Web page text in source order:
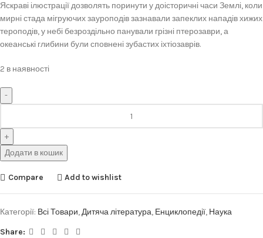
Яскраві ілюстрації дозволять поринути у доісторичні часи Землі, коли
мирні стада мігруючих зауроподів зазнавали запеклих нападів хижих
тероподів, у небі безроздільно панували грізні птерозаври, а
океанські глибини були сповнені зубастих іхтіозаврів.
2 в наявності
Додати в кошик
Compare Add to wishlist
Категорії: Всі Товари,Дитяча література, Енциклопедії, Наука
Share: